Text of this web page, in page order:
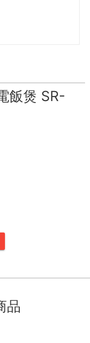
飯煲 SR-
品